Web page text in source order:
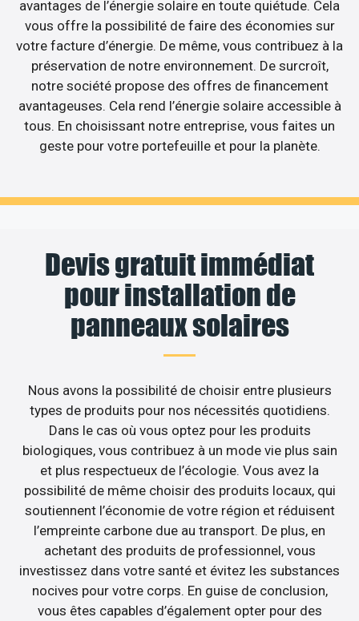
avantages de l’énergie solaire en toute quiétude. Cela
vous offre la possibilité de faire des économies sur
votre facture d’énergie. De même, vous contribuez à la
préservation de notre environnement. De surcroît,
notre société propose des offres de financement
avantageuses. Cela rend l’énergie solaire accessible à
tous. En choisissant notre entreprise, vous faites un
geste pour votre portefeuille et pour la planète.
Devis gratuit immédiat
pour installation de
panneaux solaires
Nous avons la possibilité de choisir entre plusieurs
types de produits pour nos nécessités quotidiens.
Dans le cas où vous optez pour les produits
biologiques, vous contribuez à un mode vie plus sain
et plus respectueux de l’écologie. Vous avez la
possibilité de même choisir des produits locaux, qui
soutiennent l’économie de votre région et réduisent
l’empreinte carbone due au transport. De plus, en
achetant des produits de professionnel, vous
investissez dans votre santé et évitez les substances
nocives pour votre corps. En guise de conclusion,
vous êtes capables d’également opter pour des